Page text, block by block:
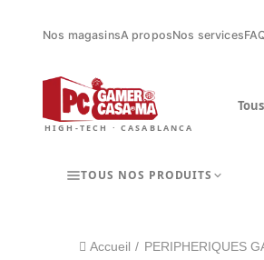
Nos magasinsA proposNos services
HIGH-TECH · CASABLANCA
TOUS NOS PRODUITS
Accueil PERIPHERIQUES